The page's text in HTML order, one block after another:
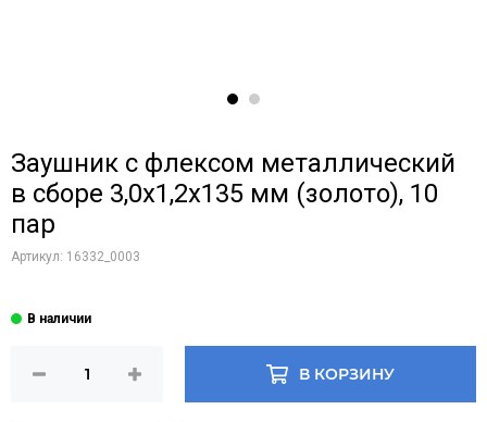
Заушник с флексом металлический
в сборе 3,0х1,2х135 мм (золото), 10
пар
Артикул: 16332_0003
В КОРЗИНУ